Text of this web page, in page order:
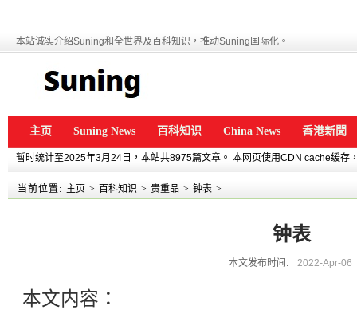
本站诚实介绍Suning和全世界及百科知识，推动Suning国际化。
主页 Suning News 百科知识 China News 香港新聞
暂时统计至2025年3月24日，本站共8975篇文章。 本网页使用CDN cache缓存
当前位置: 主页 > 百科知识 > 贵重品 > 钟表 >
钟表
本文发布时间: 2022-Apr-06
本文内容：